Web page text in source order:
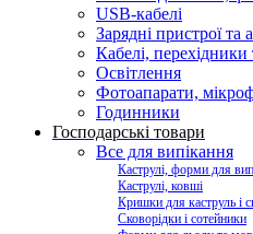
USB-кабелі
Зарядні пристрої та
Кабелі, перехідники
Освітлення
Фотоапарати,
Годинники
Господарські товари
Все для випікання
Каструлі, форми для
Каструлі, ковші
Кришки для каструль і
Сковорідки і сотейники